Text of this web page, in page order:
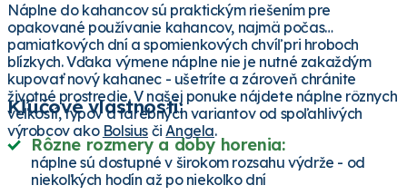
Náplne do kahancov sú praktickým riešením pre
opakované používanie kahancov, najmä počas
pamiatkových dní a spomienkových chvíľ pri hroboch
blízkych. Vďaka výmene náplne nie je nutné zakaždým
kupovať nový kahanec - ušetríte a zároveň chránite
životné prostredie. V našej ponuke nájdete náplne rôznych
veľkostí, typov a farebných variantov od spoľahlivých
výrobcov ako BolsiusčiAngela.
Kľúčové vlastnosti:
Rôzne rozmery a doby horenia:
náplne sú dostupné v širokom rozsahu výdrže - od
niekoľkých hodín až po niekoľko dní